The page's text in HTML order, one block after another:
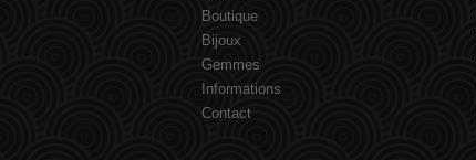
Boutique
Bijoux
Gemmes
Informations
Contact